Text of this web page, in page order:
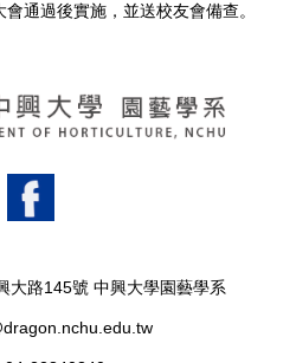
通過後實施，並送校友會備查。
大路145號 中興大學園藝學系